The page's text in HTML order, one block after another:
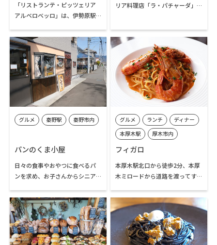
「リストランテ・ピッツェリア
アルベロベッロ」は、伊勢原駅
沿いに位置し、本格的な窯焼き
ピザやイタリア料理が美味しい
と評判のお店です。2003年開
店、2004年には神奈川県で初め
て「真のナポリピッツァ協会」
から認定されました。ピザ生地
を手延ばしし、高温のピザ窯で
が特徴です。店名の「アルベロベ
材をふんだんに使ったメニュー
が豊富に揃っています。
リア料理店「ラ・パチャーダ」
内は温かみのある空間で、ラン
チには季節の食材を活かしたコ
ース料理が楽しめます。デザート
や自然派ワインのペアリングも
充実しています。「ラ・パチャー
ダ」とはミラノ方言で「食いし
ん坊」を意味し、地元で愛され
グルメ 秦野駅 秦野市内
パンのくま小屋
日々の食事やおやつに食べるパ
ンを求め、お子さんからシニア
通う秦野駅近くのパン屋さん。
くま似を自称する店主の秋保さ
んが朝から焼き上げたパンが店
頭並びます。秦野産小麦粉を使用
したカンパーニュやバゲットな
グルメ ランチ
ディナー
本厚木駅
厚木市内
フィガロ
本厚木駅北口から徒歩2分、本厚
木ミロードから道路を渡ってす
あるのがイタリアン・スパニッ
シュ料理の専門店「フィガロ」
です。
厚木で生産される野菜など地元
素材を活かしたイタリア・スペ